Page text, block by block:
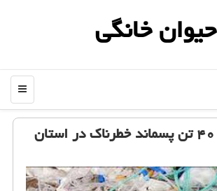
حیوان خانگی
منو
تولید روزانه ۴۰۰ تن پسماند خطرناك در استان